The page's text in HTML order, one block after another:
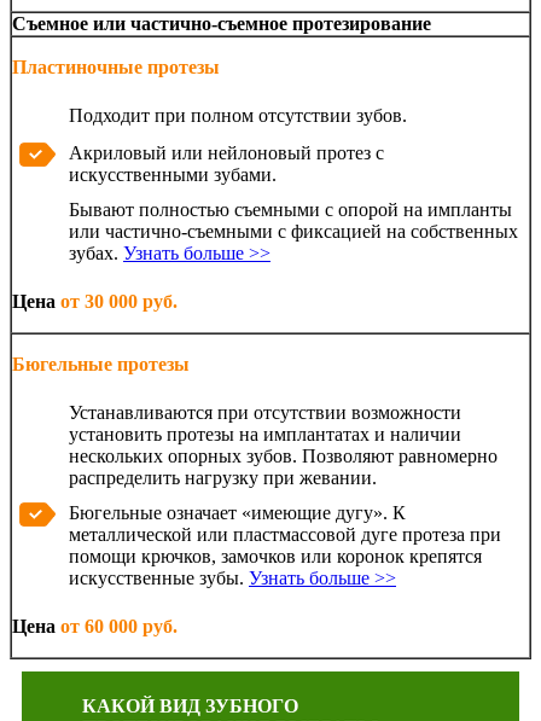
Съемное или частично-съемное протезирование
Пластиночные протезы
Подходит при полном отсутствии зубов.
Акриловый или нейлоновый протез с
искусственными зубами.
Бывают полностью съемными с опорой на импланты
или частично-съемными с фиксацией на собственных
зубах. Узнать больше >>
Цена от 30 000 руб.
Бюгельные протезы
Устанавливаются при отсутствии возможности
установить протезы на имплантатах и наличии
нескольких опорных зубов. Позволяют равномерно
распределить нагрузку при жевании.
Бюгельные означает «имеющие дугу». К
металлической или пластмассовой дуге протеза при
помощи крючков, замочков или коронок крепятся
искусственные зубы. Узнать больше >>
Цена от 60 000 руб.
КАКОЙ ВИД ЗУБНОГО